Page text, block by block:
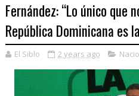
Fernández: “Lo único que
República Dominicana es
El Siblo 2 years ago